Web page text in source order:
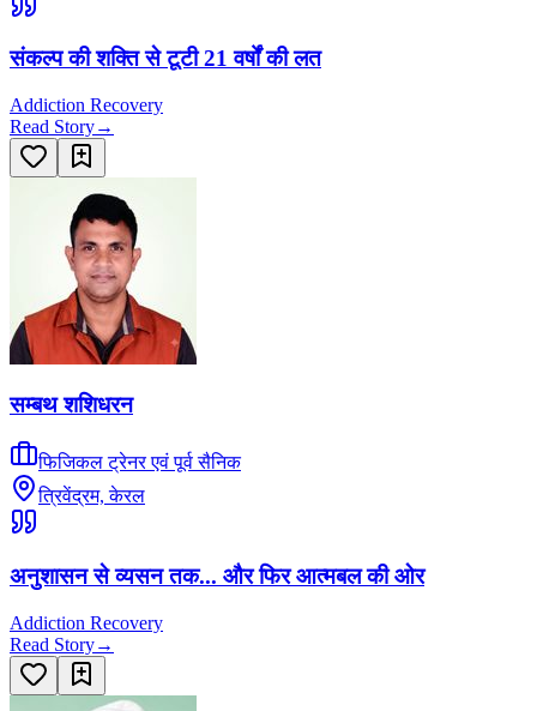
संकल्प की शक्ति से टूटी 21 वर्षों की लत
Addiction Recovery
Read Story→
सम्बथ शशिधरन
फिजिकल ट्रेनर एवं पूर्व सैनिक
त्रिवेंद्रम, केरल
अनुशासन से व्यसन तक... और फिर आत्मबल की ओर
Addiction Recovery
Read Story→